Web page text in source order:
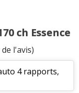
ch Essence
l'avis)
4 rapports,